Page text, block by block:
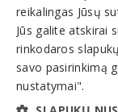
Teisinis
Veiklos sritys
Specializuota ir
Maisto parduotuvės
reikalingas Jūsų
Jūs galite atskirai
rinkodaros
savo pasirinkimą
nustatymai".